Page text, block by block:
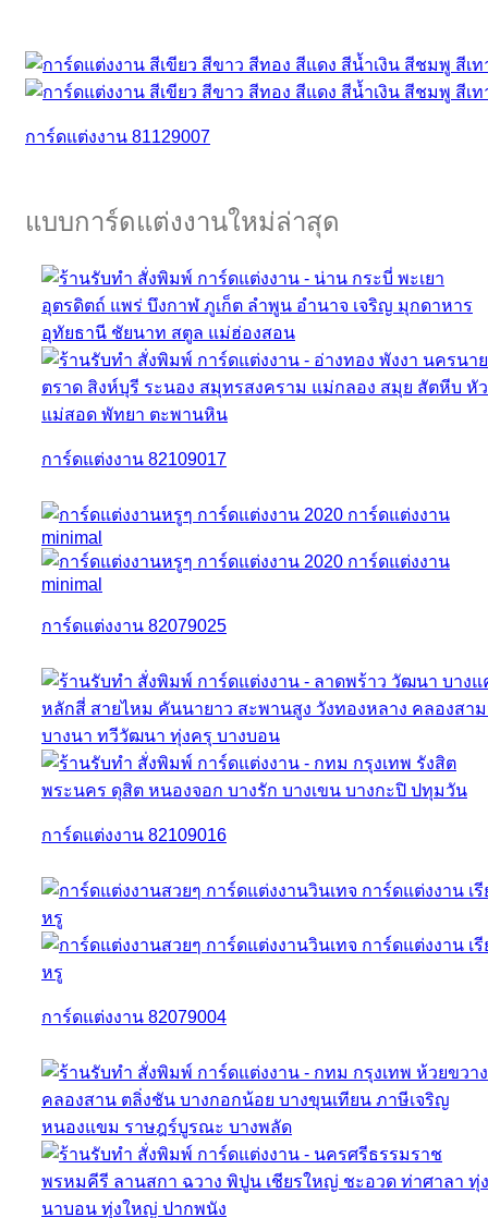
การ์ดแต่งงาน 81129007
แบบการ์ดแต่งงานใหม่ล่าสุด
การ์ดแต่งงาน 82109017
การ์ดแต่งงาน 82079025
การ์ดแต่งงาน 82109016
การ์ดแต่งงาน 82079004